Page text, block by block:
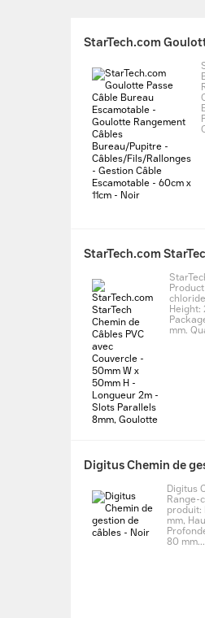
Height:
mm.
Digitus Chemin de
Digitus
Range-
produit:
mm,
80 mm...